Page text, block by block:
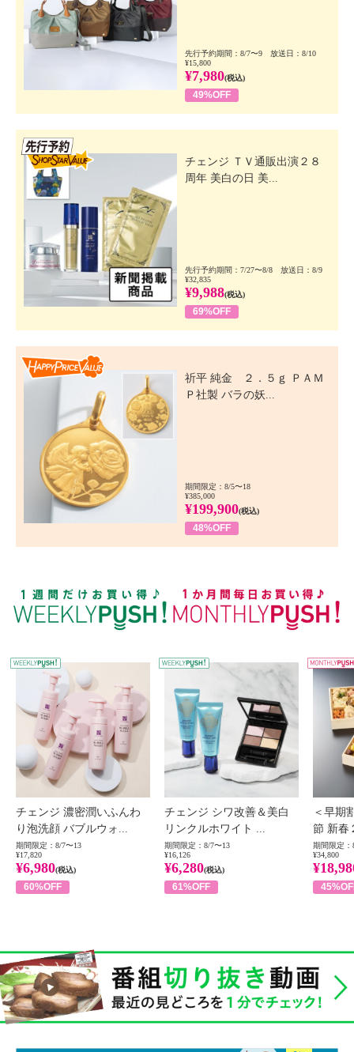
先行予約期間：8/7〜9 放送日：8/10
¥15,800
¥7,980(税込)
49%OFF
チェンジ ＴＶ通販出演２８
周年 美白の日 美...
先行予約期間：7/27〜8/8 放送日：8/9
¥32,835
¥9,988(税込)
69%OFF
祈平 純金 ２．５ｇ ＰＡＭ
Ｐ社製 バラの妖...
期間限定：8/5〜18
¥385,000
¥199,900(税込)
48%OFF
WEEKLY PUSH
チェンジ 濃密潤いふんわ
り泡洗顔 バブルウォ...
期間限定：8/7〜13
¥17,820
¥6,980(税込)
60%OFF
チェンジ シワ改善＆美白
リンクルホワイト ...
期間限定：8/7〜13
¥16,126
¥6,280(税込)
61%OFF
＜早期
節 新春
期間限定：
¥34,800